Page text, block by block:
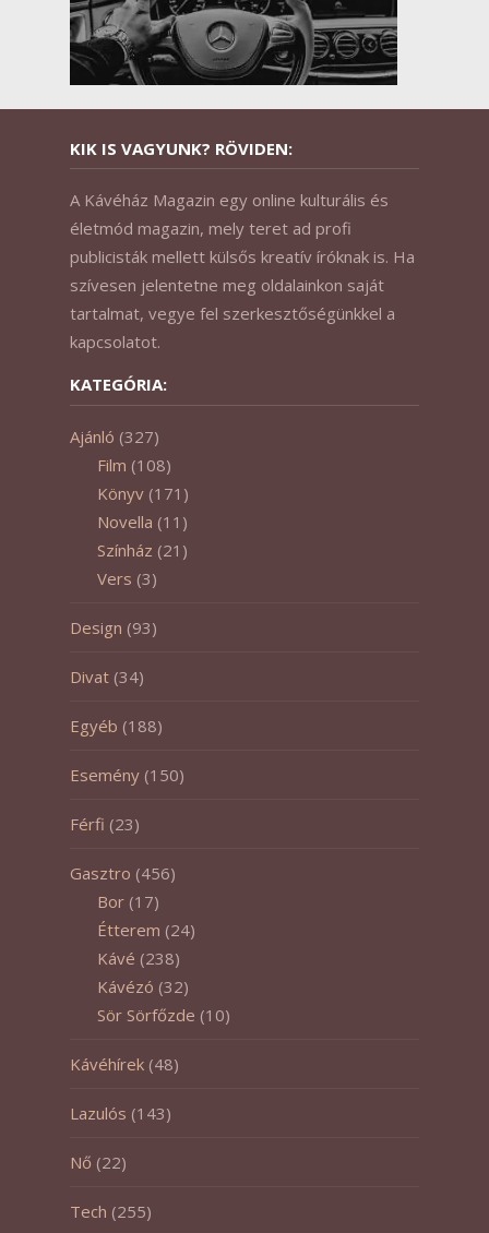
KIK IS VAGYUNK? RÖVIDEN:
A Kávéház Magazin egy online kulturális és
életmód magazin, mely teret ad profi
publicisták mellett külsős kreatív íróknak is. Ha
szívesen jelentetne meg oldalainkon saját
tartalmat, vegye fel szerkesztőségünkkel a
kapcsolatot.
KATEGÓRIA:
Ajánló (327)
Film (108)
Könyv (171)
Novella (11)
Színház (21)
Vers (3)
Design (93)
Divat (34)
Egyéb (188)
Esemény (150)
Férfi (23)
Gasztro (456)
Bor (17)
Étterem (24)
Kávé (238)
Kávézó (32)
Sör Sörfőzde (10)
Kávéhírek (48)
Lazulós (143)
Nő (22)
Tech (255)